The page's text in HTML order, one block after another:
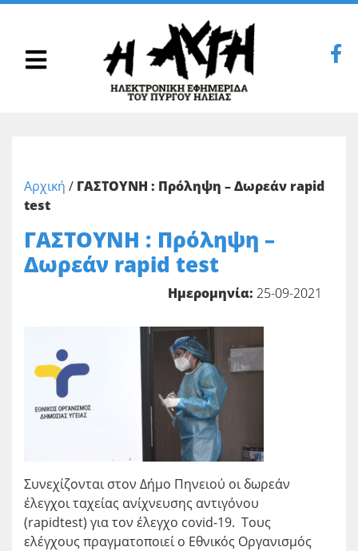
Αρχική / ΓΑΣΤΟΥΝΗ : Πρόληψη – Δωρεάν rapid
test
ΓΑΣΤΟΥΝΗ : Πρόληψη –
Δωρεάν rapid test
Ημερομηνία: 25-09-2021
Συνεχίζονται στον Δήμο Πηνειού οι δωρεάν
έλεγχοι ταχείας ανίχνευσης αντιγόνου
(rapidtest) για τον έλεγχο covid-19. Τους
ελέγχους πραγματοποιεί ο Εθνικός Οργανισμός